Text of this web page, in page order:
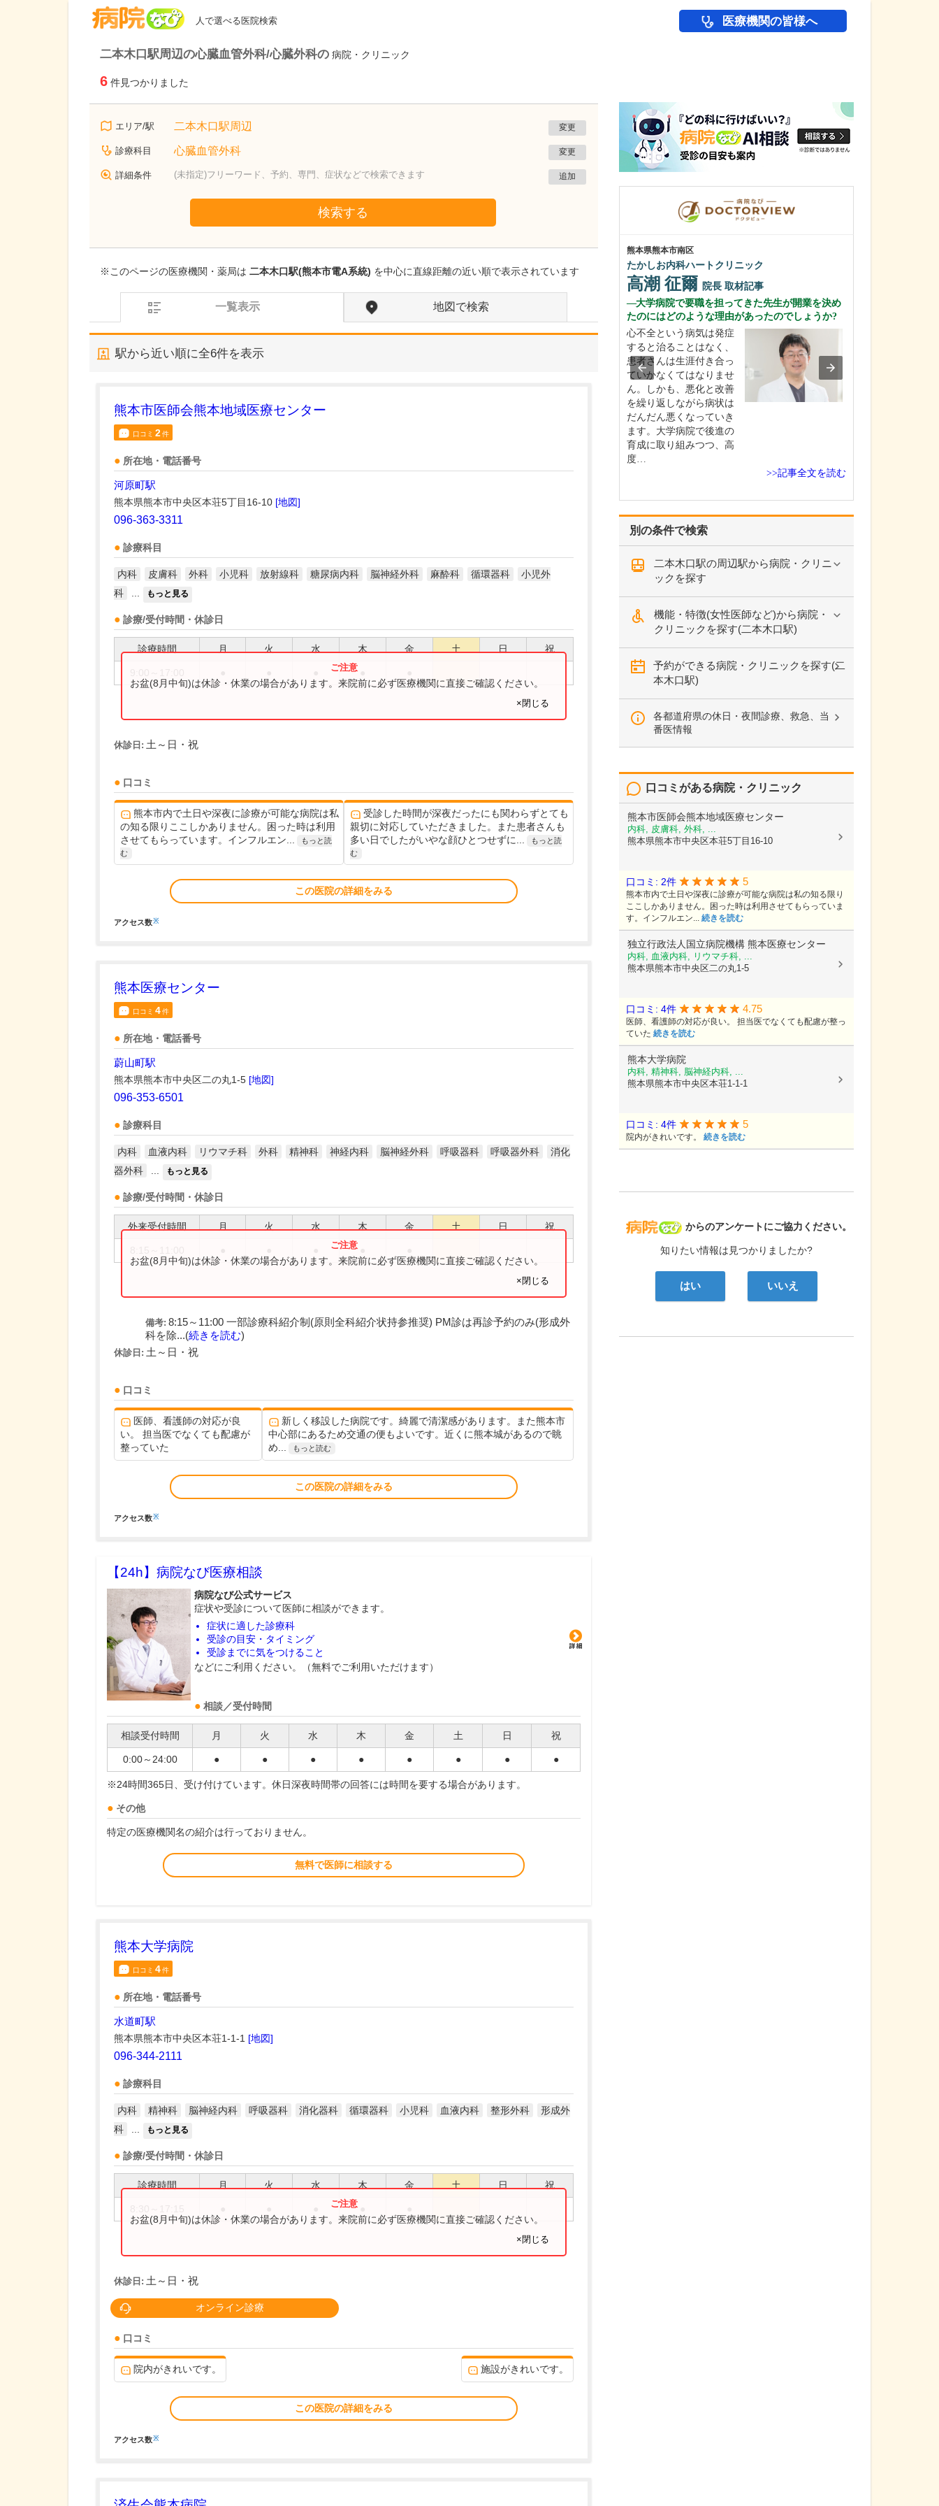
人で選べる医院検索 医療機関の皆様へ
二本木口駅周辺の心臓血管外科/心臓外科の 病院・クリニック
6 件見つかりました
エリア/駅 二本木口駅周辺 変更
診療科目 心臓血管外科 変更
詳細条件 (未指定)フリーワード、予約、専門、症状などで検索できます 追加
検索する
※このページの医療機関・薬局は 二本木口駅(熊本市電A系統) を中心に直線距離の近い順で表示されています
一覧表示 地図で検索
駅から近い順に全6件を表示
熊本市医師会熊本地域医療センター
口コミ 2件
所在地・電話番号
河原町駅
熊本県熊本市中央区本荘5丁目16-10 [地図]
096-363-3311
診療科目
内科 皮膚科 外科 小児科 放射線科 糖尿病内科 脳神経外科 麻酔科 循環器科
小児外
科
もっと見る
診療/受付時間・休診日
診療時間 月 火 水 木 金 土 日 祝
お盆(8月中旬)は休診・休業の場合があります。来院前に必ず医療機関に直接ご確認ください。
×閉じる
休診日: 土～日・祝
口コミ
熊本市内で土日や深夜に診療が可能な病院は私
の知る限りここしかありません。困った時は利用
させてもらっています。インフルエン...
もっと読
む
受診した時間が深夜だったにも関わらずとても
親切に対応していただきました。また患者さんも
多い日でしたがいやな顔ひとつせずに...
もっと読
む
この医院の詳細をみる
アクセス数※
熊本医療センター
口コミ 4件
所在地・電話番号
蔚山町駅
熊本県熊本市中央区二の丸1-5 [地図]
096-353-6501
診療科目
内科 血液内科 リウマチ科 外科 精神科 神経内科 脳神経外科 呼吸器科 呼吸器外科
消化
器外科
もっと見る
診療/受付時間・休診日
外来受付時間 月 火 水 木 金 土 日 祝
お盆(8月中旬)は休診・休業の場合があります。来院前に必ず医療機関に直接ご確認ください。
×閉じる
備考: 8:15～11:00 一部診療科紹介制(原則全科紹介状持参推奨) PM診は再診予約のみ(形成外
科を除...(続きを読む)
休診日: 土～日・祝
口コミ
医師、看護師の対応が良
い。 担当医でなくても配慮が
整っていた
新しく移設した病院です。綺麗で清潔感があります。また熊本市
中心部にあるため交通の便もよいです。近くに熊本城があるので眺
め...
もっと読む
この医院の詳細をみる
アクセス数※
【24h】 病院なび医療相談
病院なび公式サービス
症状や受診について医師に相談ができます。
症状に適した診療科
受診の目安・タイミング
受診までに気をつけること
などにご利用ください。（無料でご利用いただけます）
相談／受付時間
相談受付時間 月 火 水 木 金 土 日 祝
0:00～24:00 ● ● ● ● ● ● ● ●
※24時間365日、受け付けています。休日深夜時間帯の回答には時間を要する場合があります。
その他
特定の医療機関名の紹介は行っておりません。
無料で医師に相談する
熊本大学病院
口コミ 4件
所在地・電話番号
水道町駅
熊本県熊本市中央区本荘1-1-1 [地図]
096-344-2111
診療科目
内科 精神科 脳神経内科 呼吸器科 消化器科 循環器科 小児科 血液内科 整形外科
形成外
科
もっと見る
診療/受付時間・休診日
診療時間 月 火 水 木 金 土 日 祝
お盆(8月中旬)は休診・休業の場合があります。来院前に必ず医療機関に直接ご確認ください。
×閉じる
休診日: 土～日・祝
オンライン診療
口コミ
院内がきれいです。 施設がきれいです。
この医院の詳細をみる
アクセス数※
別の条件で検索
二本木口駅の周辺駅から病院・クリニ
ックを探す
機能・特徴(女性医師など)から病院・
クリニックを探す(二本木口駅)
予約ができる病院・クリニックを探す(二
本木口駅)
各都道府県の休日・夜間診療、救急、当
番医情報
病院なび
からのアンケートにご協力ください。
知りたい情報は見つかりましたか?
はい いいえ
口コミがある病院・クリニック
熊本市医師会熊本地域医療センター
内科, 皮膚科, 外科, ...
熊本県熊本市中央区本荘5丁目16-10
口コミ: 2件 5
熊本市内で土日や深夜に診療が可能な病院は私の知る限り
ここしかありません。困った時は利用させてもらっていま
す。インフルエン... 続きを読む
独立行政法人国立病院機構 熊本医療センター
内科, 血液内科, リウマチ科, ...
熊本県熊本市中央区二の丸1-5
口コミ: 4件 4.75
医師、看護師の対応が良い。 担当医でなくても配慮が整っ
ていた 続きを読む
熊本大学病院
内科, 精神科, 脳神経内科, ...
熊本県熊本市中央区本荘1-1-1
口コミ: 4件 5
院内がきれいです。 続きを読む
熊本県熊本市南区
たかしお内科ハートクリニック
高潮 征爾 院長 取材記事
大学病院で要職を担ってきた先生が開業を決め
たのにはどのような理由があったのでしょうか?
心不全という病気は発症
すると治ることはなく、
患者さんは生涯付き合っ
ていかなくてはなりませ
ん。しかも、悪化と改善
を繰り返しながら病状は
だんだん悪くなっていき
ます。大学病院で後進の
育成に取り組みつつ、高
度…
>>記事全文を読む
兵庫県神戸市西区
長谷川医院
どのような症状の患者さんが多く来院されてい
消化器内科と糖尿病内科
>>記事全文を読む